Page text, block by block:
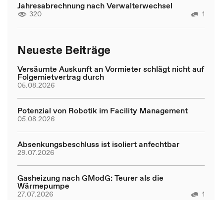
Jahresabrechnung nach Verwalterwechsel
320 1
Neueste Beiträge
Versäumte Auskunft an Vormieter schlägt nicht auf
Folgemietvertrag durch
05.08.2026
Potenzial von Robotik im Facility Management
05.08.2026
Absenkungsbeschluss ist isoliert anfechtbar
29.07.2026
Gasheizung nach GModG: Teurer als die
Wärmepumpe
27.07.2026 1